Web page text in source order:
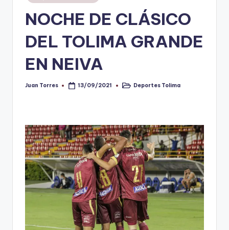
V
ti
o
en
NOCHE DE CLÁSICO
DEL TOLIMA GRANDE
EN NEIVA
Publicado
Juan Torres 13/09/2021
Publicado
Deportes Tolima